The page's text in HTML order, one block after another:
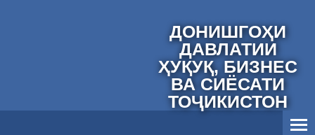
ДОНИШГОҲИ
ДАВЛАТИИ
ҲУҚУҚ, БИЗНЕС
ВА СИЁСАТИ
ТОҶИКИСТОН